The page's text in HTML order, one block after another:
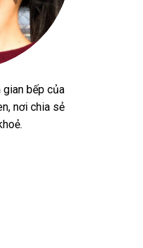
gian bếp của
nơi chia sẻ